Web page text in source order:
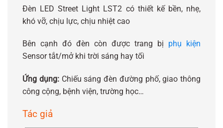
Đèn LED Street Light LST2 có thiết kế bền, nhẹ,
khó vỡ, chịu lực, chịu nhiệt cao
Bên cạnh đó đèn còn được trang bị phụ kiện
Sensor tắt/mở khi trời sáng hay tối
Ứng dụng: Chiếu sáng đèn đường phố, giao thông
công cộng, bệnh viện, trường học…
Tác giả